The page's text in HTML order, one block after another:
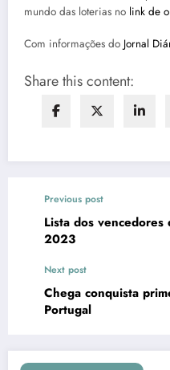
mundo das loterias no link de
Com informações do Jornal
Share this content:
Previous post
Lista dos
2023
Next post
Chega conquista
Portugal